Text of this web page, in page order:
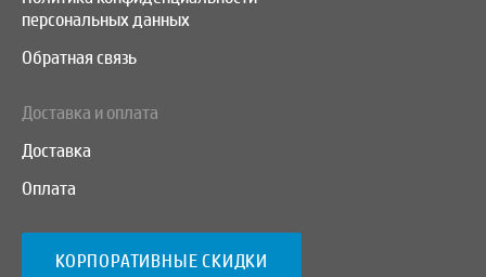
персональных данных
Обратная связь
Доставка и оплата
Доставка
Оплата
КОРПОРАТИВНЫЕ СКИДКИ